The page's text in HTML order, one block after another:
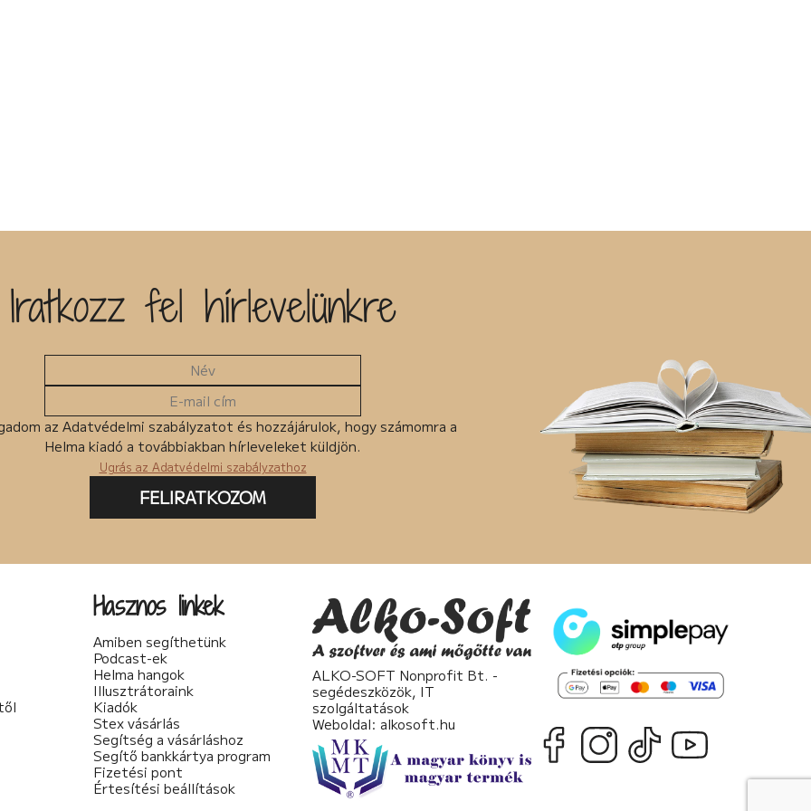
Iratkozz fel hírlevelünkre
az Adatvédelmi szabályzatot és hozzájárulok, hogy számomra a
Helma kiadó a továbbiakban hírleveleket küldjön.
Ugrás az Adatvédelmi szabályzathoz
FELIRATKOZOM
Hasznos linkek
Amiben segíthetünk
Podcast-ek
Helma hangok
Illusztrátoraink
Kiadók
Stex vásárlás
Segítség a vásárláshoz
Segítő bankkártya program
Fizetési pont
Értesítési beállítások
ALKO-SOFT Nonprofit Bt. -
segédeszközök, IT
szolgáltatások
Weboldal: alkosoft.hu